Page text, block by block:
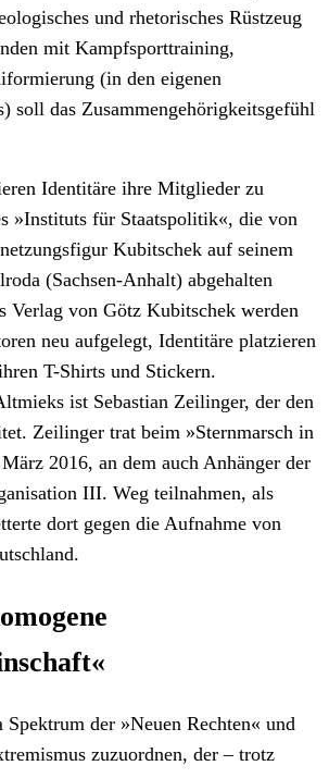
und rhetorisches Rüstzeug
mit Kampfsporttraining,
(in den eigenen
soll das Zusammengehörigkeitsgefühl
Identitäre ihre Mitglieder zu
»Instituts für Staatspolitik«, die von
Kubitschek auf seinem
(Sachsen-Anhalt) abgehalten
Verlag von Götz Kubitschek werden
neu aufgelegt, Identitäre platzieren
T-Shirts und Stickern.
ist Sebastian Zeilinger, der den
Zeilinger trat beim »Sternmarsch in
2016, an dem auch Anhänger der
III. Weg teilnahmen, als
dort gegen die Aufnahme von
der »Neuen Rechten« und
zuzuordnen, der – trotz